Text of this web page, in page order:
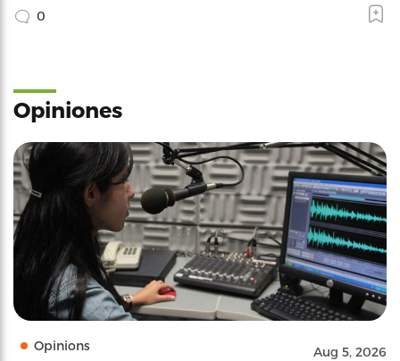
0
Opiniones
Opinions Aug 5, 2026